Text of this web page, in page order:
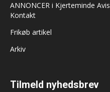
ANNONCER i Kjerteminde Avis
Kontakt
Frikøb artikel
Arkiv
Tilmeld nyhedsbrev